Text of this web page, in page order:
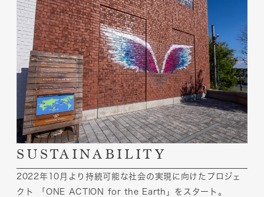
SUSTAINABILITY
2022年10月より持続可能な社会の実現に向けたプロジェ
クト
「ONE ACTION for the Earth」をスタート。